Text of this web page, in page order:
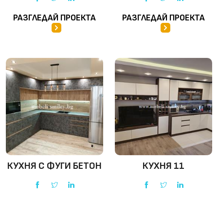
РАЗГЛЕДАЙ ПРОЕКТА РАЗГЛЕДАЙ ПРОЕКТА
КУХНЯ С ФУГИ БЕТОН КУХНЯ 11